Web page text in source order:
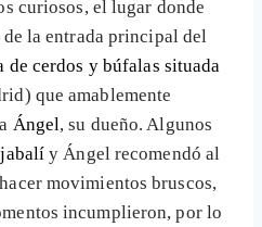
curiosos, el lugar donde
la entrada principal del
de cerdos y búfalas situada
que amablemente
Ángel, su dueño. Algunos
jabalíy Ángel recomendó al
movimientos bruscos,
incumplieron, por lo